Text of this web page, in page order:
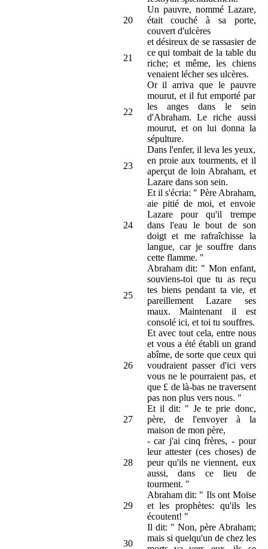
20
Un pauvre, nommé Lazare,
était couché à sa porte,
couvert d'ulcères
21
et désireux de se rassasier de
ce qui tombait de la table du
riche; et même, les chiens
venaient lécher ses ulcères.
22
Or il arriva que le pauvre
mourut, et il fut emporté par
les anges dans le sein
d'Abraham. Le riche aussi
mourut, et on lui donna la
sépulture.
23
Dans l'enfer, il leva les yeux,
en proie aux tourments, et il
aperçut de loin Abraham, et
Lazare dans son sein.
24
Et il s'écria: " Père Abraham,
aie pitié de moi, et envoie
Lazare pour qu'il trempe
dans l'eau le bout de son
doigt et me rafraîchisse la
langue, car je souffre dans
cette flamme. "
25
Abraham dit: " Mon enfant,
souviens-toi que tu as reçu
tes biens pendant ta vie, et
pareillement Lazare ses
maux. Maintenant il est
consolé ici, et toi tu souffres.
26
Et avec tout cela, entre nous
et vous a été établi un grand
abîme, de sorte que ceux qui
voudraient passer d'ici vers
vous ne le pourraient pas, et
que £ de là-bas ne traversent
pas non plus vers nous. "
27
Et il dit: " Je te prie donc,
père, de l'envoyer à la
maison de mon père,
28
- car j'ai cinq frères, - pour
leur attester (ces choses) de
peur qu'ils ne viennent, eux
aussi, dans ce lieu de
tourment. "
29
Abraham dit: " Ils ont Moïse
et les prophètes: qu'ils les
écoutent! "
30
Il dit: " Non, père Abraham;
mais si quelqu'un de chez les